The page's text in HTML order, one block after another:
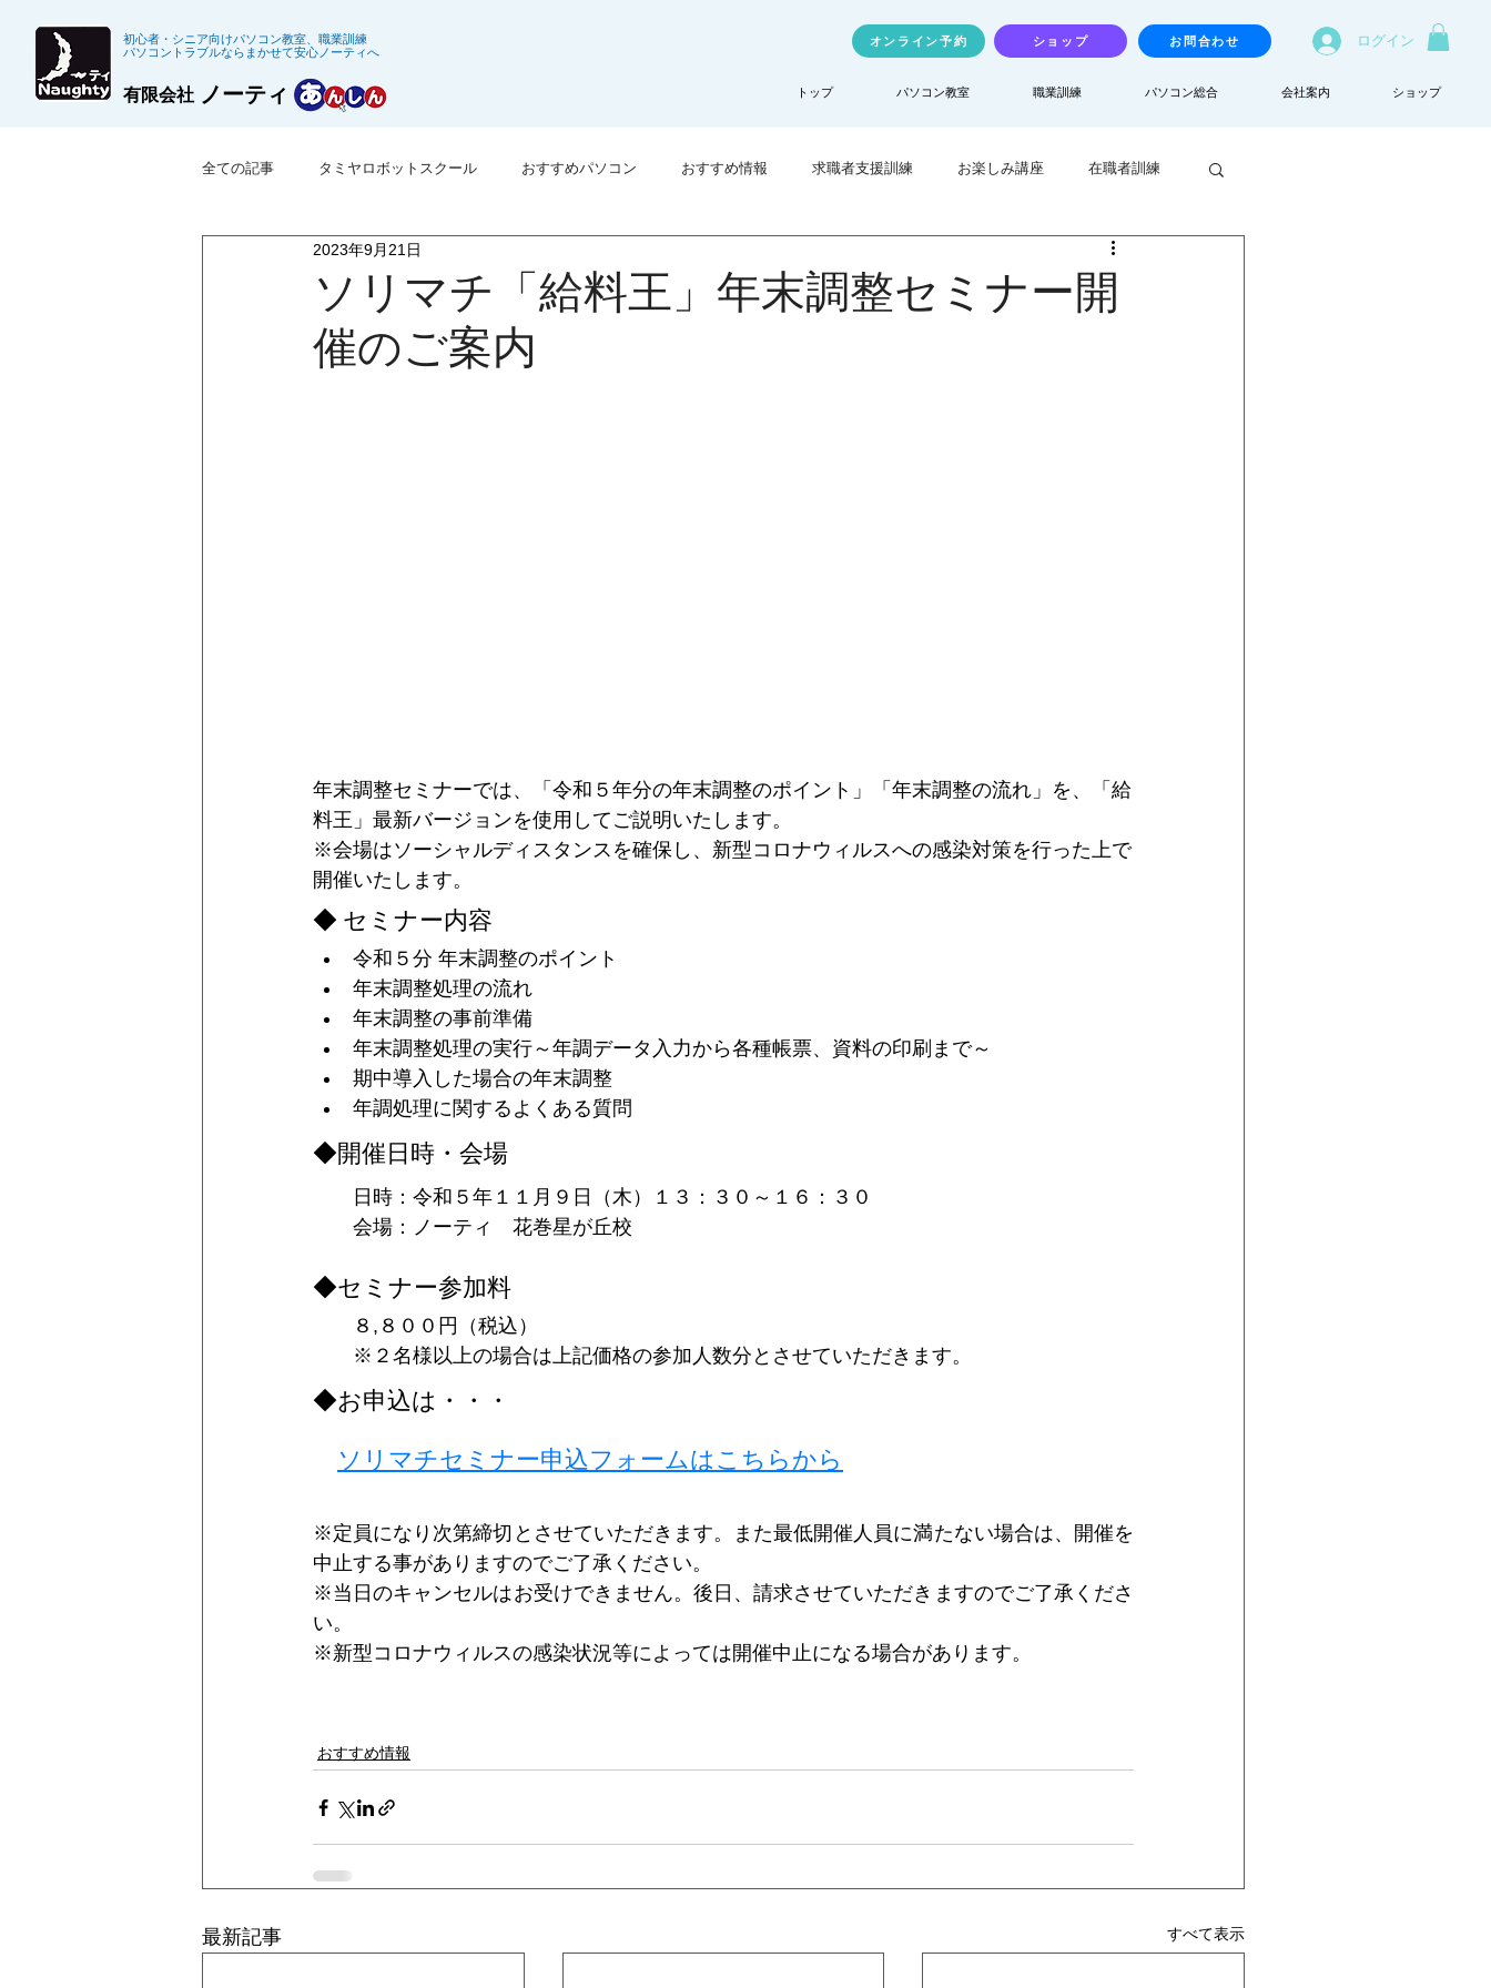
初心者・シニア向けパソコン教室、職業訓練
パソコントラブルならまかせて安心ノーティへ
ノーティ
有限会社
オンライン予約 ショップ お問合わせ ログイン
トップ パソコン教室 職業訓練 パソコン総合 会社案内 ショップ
全ての記事 タミヤロボットスクール おすすめパソコン おすすめ情報 求職者支援訓練 お楽しみ講座 在職者訓練
※募集終了した職業訓練
ソリマチ「給料王」年末調整セミナー開
催のご案内
2023年9月21日
年末調整セミナーでは、「令和５年分の年末調整のポイント」「年末調整の流れ」を、「給
料王」最新バージョンを使用してご説明いたします。
※会場はソーシャルディスタンスを確保し、新型コロナウィルスへの感染対策を行った上で
開催いたします。
◆ セミナー内容
令和５分 年末調整のポイント
年末調整処理の流れ
年末調整の事前準備
年末調整処理の実行～年調データ入力から各種帳票、資料の印刷まで～
期中導入した場合の年末調整
年調処理に関するよくある質問
◆開催日時・会場
日時：令和５年１１月９日（木）１３：３０～１６：３０
会場：ノーティ　花巻星が丘校
◆セミナー参加料
８,８００円（税込）
※２名様以上の場合は上記価格の参加人数分とさせていただきます。
◆お申込は・・・
ソリマチセミナー申込フォームはこちらから
※定員になり次第締切とさせていただきます。また最低開催人員に満たない場合は、開催を
中止する事がありますのでご了承ください。
※当日のキャンセルはお受けできません。後日、請求させていただきますのでご了承くださ
い。
※新型コロナウィルスの感染状況等によっては開催中止になる場合があります。
おすすめ情報
最新記事 すべて表示